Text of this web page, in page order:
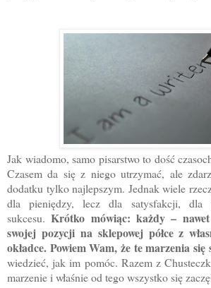
Jak wiadomo, samo pisarstwo to dość
Czasem da się z niego utrzymać, ale
dodatku tylko najlepszym. Jednak wiele
dla pieniędzy, lecz dla satysfakcji, dla
sukcesu.Krótko mówiąc: każdy –
swojej pozycji na sklepowej półce z
okładce. Powiem Wam, że te marzenia się
wiedzieć, jak im pomóc. Razem z
marzenie i właśnie od tego wszystko się